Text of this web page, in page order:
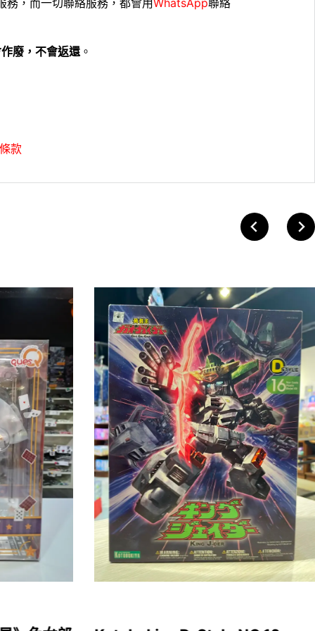
務，而一切聯絡服務，都會用WhatsApp聯絡
廢，不會返還。
款